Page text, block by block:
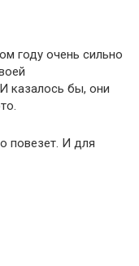
году очень сильно
казалось бы, они
повезет. И для